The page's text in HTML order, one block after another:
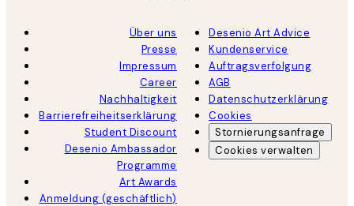
Über uns
Presse
Impressum
Career
Nachhaltigkeit
Barrierefreiheitserklärung
Student Discount
Desenio Ambassador
Programme
Art Awards
Anmeldung (geschäftlich)
Desenio Art Advice
Kundenservice
Auftragsverfolgung
AGB
Datenschutzerklärung
Cookies
Stornierungsanfrage
Cookies verwalten